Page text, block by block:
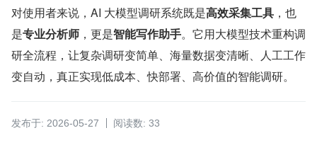
对使用者来说，AI 大模型调研系统既是高效采集工具 ，也
是专业分析师 ，更是智能写作助手。它用大模型技术重构调
研全流程，让复杂调研变简单、海量数据变清晰、人工工作
变自动，真正实现低成本、快部署、高价值的智能调研。
发布于: 2026-05-27 阅读数: 33